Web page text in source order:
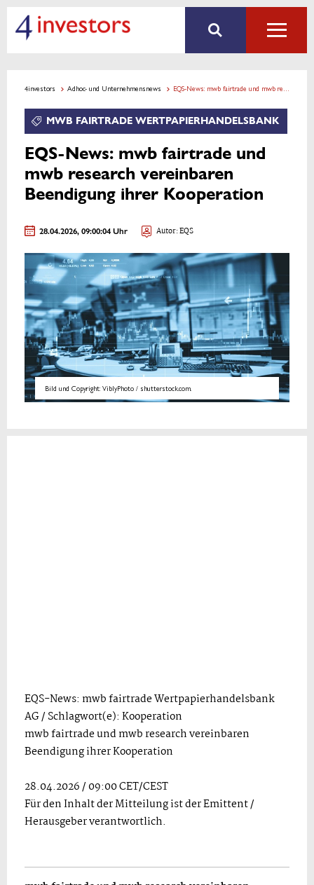
4investors Adhoc- und Unternehmensnews EQS-News: mwb fairtrade und mwb research vereinbaren Beendigung ihrer Kooperation
MWB FAIRTRADE WERTPAPIERHANDELSBANK
EQS-News: mwb fairtrade und
mwb research vereinbaren
Beendigung ihrer Kooperation
28.04.2026, 09:00:04 Uhr Autor: EQS
Bild und Copyright: ViblyPhoto / shutterstock.com.
EQS-News: mwb fairtrade Wertpapierhandelsbank
AG / Schlagwort(e): Kooperation
mwb fairtrade und mwb research vereinbaren
Beendigung ihrer Kooperation
28.04.2026 / 09:00 CET/CEST
Für den Inhalt der Mitteilung ist der Emittent /
Herausgeber verantwortlich.